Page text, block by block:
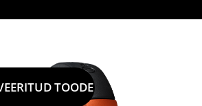
TOODE